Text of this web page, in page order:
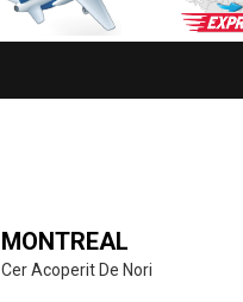
MONTREAL
Cer Acoperit De Nori